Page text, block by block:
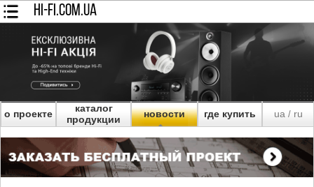
HI-FI.COM.UA
о проекте
каталог
продукции
новости где купить ua/ ru